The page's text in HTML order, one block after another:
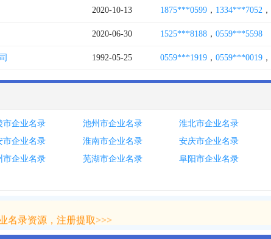
2020-10-13 1875***0599 ， 1334***7052 ，
2020-06-30 1525***8188 ， 0559***5598
1992-05-25 0559***1919 ， 0559***0019 ，
市企业名录 池州市企业名录 淮北市企业名录
市企业名录 淮南市企业名录 安庆市企业名录
市企业名录 芜湖市企业名录 阜阳市企业名录
名录资源，注册提取>>>